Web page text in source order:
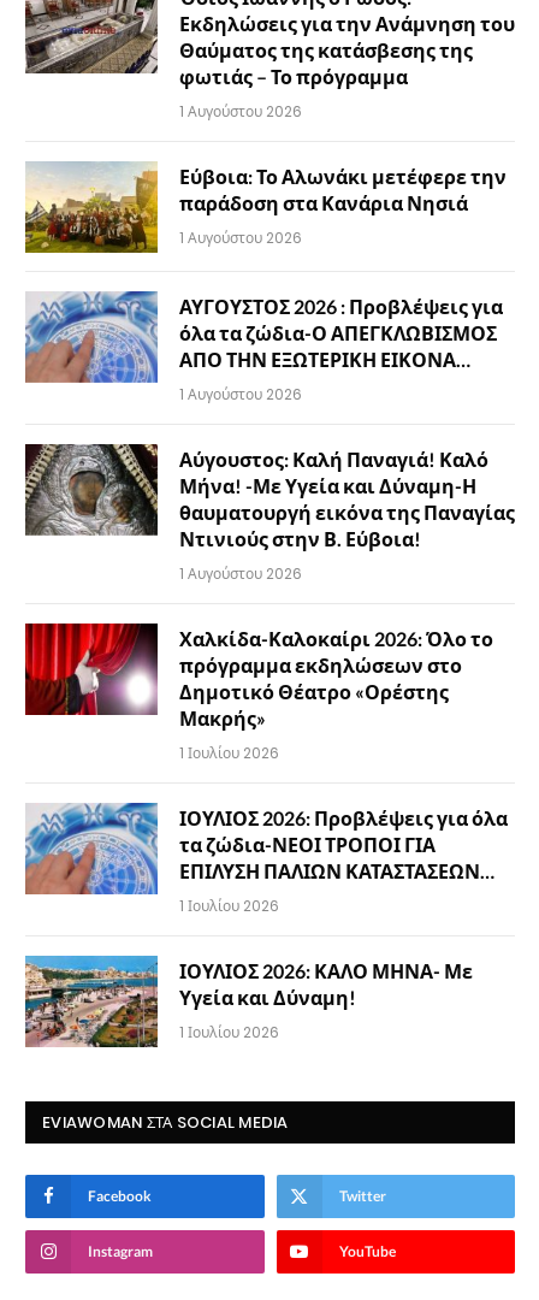
Εκδηλώσεις για την Ανάμνηση του
Θαύματος της κατάσβεσης της
φωτιάς – Το πρόγραμμα
1 Αυγούστου 2026
Εύβοια: Το Αλωνάκι μετέφερε την
παράδοση στα Κανάρια Νησιά
1 Αυγούστου 2026
ΑΥΓΟΥΣΤΟΣ 2026 : Προβλέψεις για
όλα τα ζώδια-Ο ΑΠΕΓΚΛΩΒΙΣΜΟΣ
ΑΠΟ ΤΗΝ ΕΞΩΤΕΡΙΚΗ ΕΙΚΟΝΑ…
1 Αυγούστου 2026
Αύγουστος: Καλή Παναγιά! Καλό
Μήνα! -Με Υγεία και Δύναμη-Η
θαυματουργή εικόνα της Παναγίας
Ντινιούς στην Β. Εύβοια!
1 Αυγούστου 2026
Χαλκίδα-Καλοκαίρι 2026: Όλο το
πρόγραμμα εκδηλώσεων στο
Δημοτικό Θέατρο «Ορέστης
Μακρής»
1 Ιουλίου 2026
ΙΟΥΛΙΟΣ 2026: Προβλέψεις για όλα
τα ζώδια-ΝΕΟΙ ΤΡΟΠΟΙ ΓΙΑ
ΕΠΙΛΥΣΗ ΠΑΛΙΩΝ ΚΑΤΑΣΤΑΣΕΩΝ…
1 Ιουλίου 2026
ΙΟΥΛΙΟΣ 2026: ΚΑΛΟ ΜΗΝΑ- Με
Υγεία και Δύναμη!
1 Ιουλίου 2026
EVIAWOMAN ΣΤΑ SOCIAL MEDIA
Facebook Twitter
Instagram YouTube